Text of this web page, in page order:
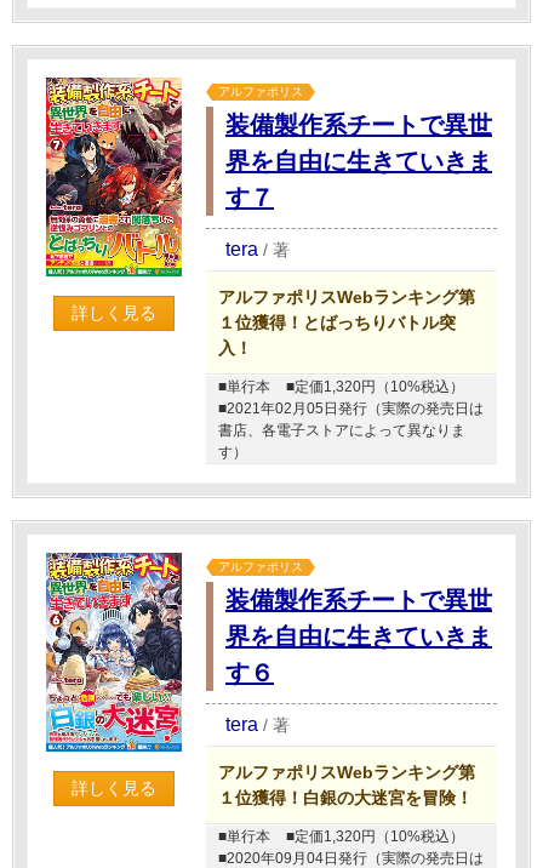
詳しく見る
アルファポリス
装備製作系チートで異世
界を自由に生きていきま
す７
tera / 著
アルファポリスWebランキング第
１位獲得！とばっちりバトル突
入！
■単行本
■定価1,320円（10%税込）
■2021年02月05日発行（実際の発売日は
書店、各電子ストアによって異なりま
す）
詳しく見る
アルファポリス
装備製作系チートで異世
界を自由に生きていきま
す６
tera / 著
アルファポリスWebランキング第
１位獲得！白銀の大迷宮を冒険！
■単行本
■定価1,320円（10%税込）
■2020年09月04日発行（実際の発売日は